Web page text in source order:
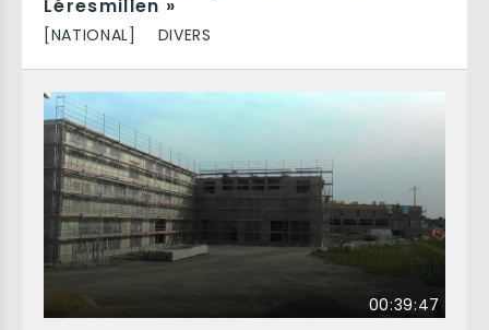
Léresmillen »
[NATIONAL] DIVERS
00:39:47